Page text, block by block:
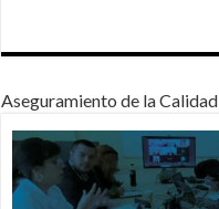
Aseguramiento de la Calidad